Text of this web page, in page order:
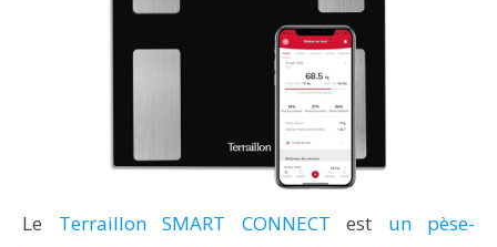
Le Terraillon SMART CONNECT est un pèse-